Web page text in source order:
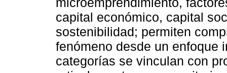
capital económico, capital
sostenibilidad; permiten
fenómeno desde un enfoque
categorías se vinculan con